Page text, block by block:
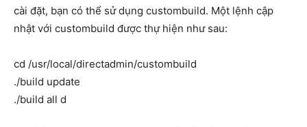
cài đặt, bạn có thể sử dụng custombuild. Một lệnh cập
nhật với custombuild được thự hiện như sau:
cd /usr/local/directadmin/custombuild
./build update
./build all d